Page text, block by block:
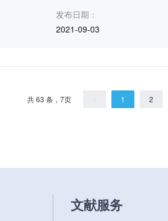
发布日期：
2021-09-03
共 63 条，7页 < 1 2
文献服务